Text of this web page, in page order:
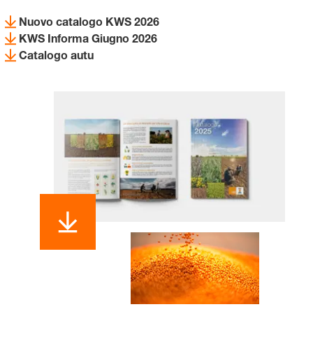
Nuovo catalogo KWS 2026
KWS Informa Giugno 2026
Catalogo autu